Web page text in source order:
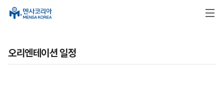
오리엔테이션 일정